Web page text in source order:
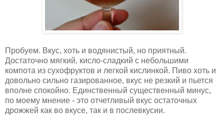
Пробуем. Вкус, хоть и водянистый, но приятный.
Достаточно мягкий, кисло-сладкий с небольшими
компота из сухофруктов и легкой кислинкой. Пиво хоть и
довольно сильно газированное, вкус не резкий и пьется
вполне спокойно. Единственный существенный минус,
по моему мнение - это отчетливый вкус остаточных
дрожжей как во вкусе, так и в послевкусии.